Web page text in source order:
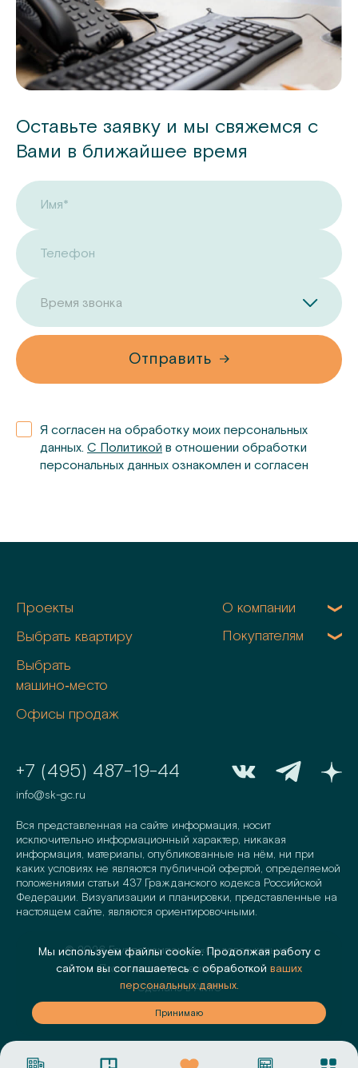
Оставьте заявку и мы свяжемся с
Вами в ближайшее время
Имя*
Телефон
Время звонка
Отправить
Я согласен на обработку моих персональных
данных. С Политикой в отношении обработки
персональных данных ознакомлен и согласен
Проекты
Выбрать квартиру
Выбрать
машино‑место
Офисы продаж
О компании
Покупателям
+7 (495) 487-19-44
info@sk-gc.ru
Вся представленная на сайте информация, носит
исключительно информационный характер, никакая
информация, материалы, опубликованные на нём, ни при
каких условиях не являются публичной офертой, определяемой
положениями статьи 437 Гражданского кодекса Российской
Федерации. Визуализации и планировки, представленные на
настоящем сайте, являются ориентировочными.
©2026Группа компаний «Садовое кольцо»
Политика конфиденциальности
Сделано вAMIO
Мы используем файлы cookie. Продолжая работу с
сайтом вы соглашаетесь с обработкой ваших
персональных данных.
Принимаю